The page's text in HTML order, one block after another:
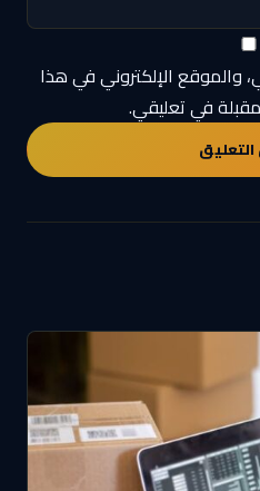
والموقع الإلكتروني في هذا
في تعليقي.